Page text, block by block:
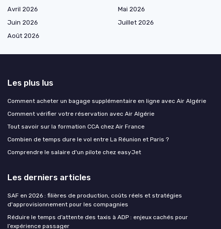
Avril 2026
Mai 2026
Juin 2026
Juillet 2026
Août 2026
Les plus lus
Comment acheter un bagage supplémentaire en ligne avec Air Algérie
Comment vérifier votre réservation avec Air Algérie
Tout savoir sur la formation CCA chez Air France
Combien de temps dure le vol entre La Réunion et Paris ?
Comprendre le salaire d'un pilote chez easyJet
Les derniers articles
SAF en 2026 : filières de production, coûts réels et stratégies
d'approvisionnement pour les compagnies
Réduire le temps d’attente des taxis à ADP : enjeux cachés pour
l’expérience passager